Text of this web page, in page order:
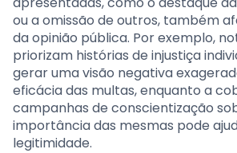
ou a omissão de outros, também
da opinião pública. Por exemplo,
priorizam histórias de injustiça
gerar uma visão negativa
eficácia das multas, enquanto a
campanhas de conscientização
importância das mesmas pode
legitimidade.